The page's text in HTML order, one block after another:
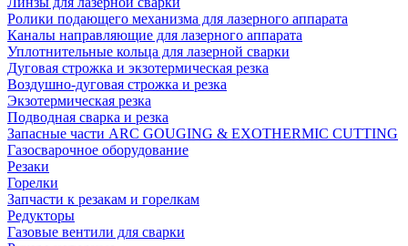
Ролики подающего механизма для лазерного аппарата
Каналы направляющие для лазерного аппарата
Уплотнительные кольца для лазерной сварки
Дуговая строжка и экзотермическая резка
Воздушно-дуговая строжка и резка
Экзотермическая резка
Подводная сварка и резка
Запасные части ARC GOUGING & EXOTHERMIC CUTTING
Газосварочное оборудование
Резаки
Горелки
Запчасти к резакам и горелкам
Редукторы
Газовые вентили для сварки